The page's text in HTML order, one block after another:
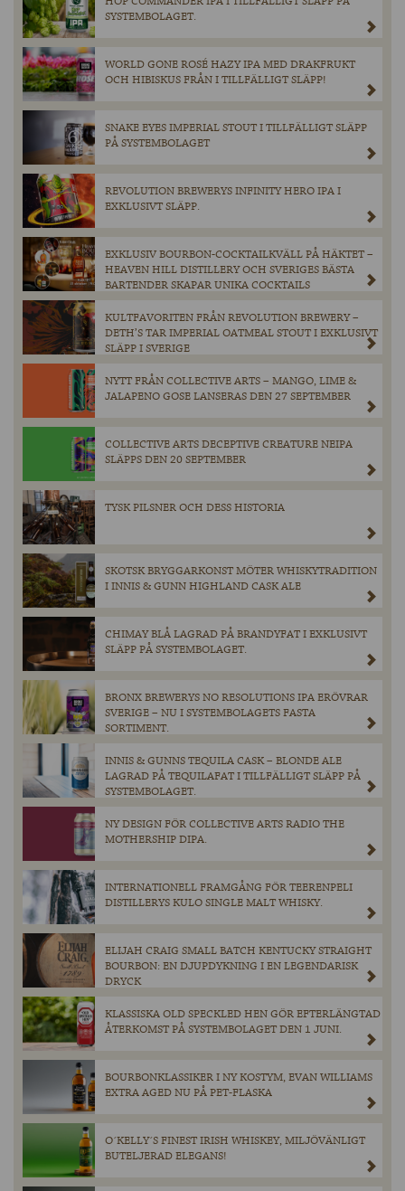
SYSTEMBOLAGET.
WORLD GONE ROSÉ HAZY IPA MED DRAKFRUKT
OCH HIBISKUS FRÅN I TILLFÄLLIGT SLÄPP!
SNAKE EYES IMPERIAL STOUT I TILLFÄLLIGT SLÄPP
PÅ SYSTEMBOLAGET
REVOLUTION BREWERYS INFINITY HERO IPA I
EXKLUSIVT SLÄPP.
EXKLUSIV BOURBON-COCKTAILKVÄLL PÅ HÄKTET –
HEAVEN HILL DISTILLERY OCH SVERIGES BÄSTA
BARTENDER SKAPAR UNIKA COCKTAILS
KULTFAVORITEN FRÅN REVOLUTION BREWERY –
DETH’S TAR IMPERIAL OATMEAL STOUT I EXKLUSIVT
SLÄPP I SVERIGE
NYTT FRÅN COLLECTIVE ARTS – MANGO, LIME &
JALAPENO GOSE LANSERAS DEN 27 SEPTEMBER
COLLECTIVE ARTS DECEPTIVE CREATURE NEIPA
SLÄPPS DEN 20 SEPTEMBER
TYSK PILSNER OCH DESS HISTORIA
SKOTSK BRYGGARKONST MÖTER WHISKYTRADITION
I INNIS & GUNN HIGHLAND CASK ALE
CHIMAY BLÅ LAGRAD PÅ BRANDYFAT I EXKLUSIVT
SLÄPP PÅ SYSTEMBOLAGET.
BRONX BREWERYS NO RESOLUTIONS IPA ERÖVRAR
SVERIGE – NU I SYSTEMBOLAGETS FASTA
SORTIMENT.
INNIS & GUNNS TEQUILA CASK – BLONDE ALE
LAGRAD PÅ TEQUILAFAT I TILLFÄLLIGT SLÄPP PÅ
SYSTEMBOLAGET.
NY DESIGN FÖR COLLECTIVE ARTS RADIO THE
MOTHERSHIP DIPA.
INTERNATIONELL FRAMGÅNG FÖR TEERENPELI
DISTILLERYS KULO SINGLE MALT WHISKY.
ELIJAH CRAIG SMALL BATCH KENTUCKY STRAIGHT
BOURBON: EN DJUPDYKNING I EN LEGENDARISK
DRYCK
KLASSISKA OLD SPECKLED HEN GÖR EFTERLÄNGTAD
ÅTERKOMST PÅ SYSTEMBOLAGET DEN 1 JUNI.
BOURBONKLASSIKER I NY KOSTYM, EVAN WILLIAMS
EXTRA AGED NU PÅ PET-FLASKA
O´KELLY´S FINEST IRISH WHISKEY, MILJÖVÄNLIGT
BUTELJERAD ELEGANS!